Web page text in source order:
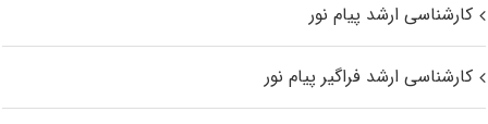
کارشناسی ارشد پیام نور
کارشناسی ارشد فراگیر پیام نور